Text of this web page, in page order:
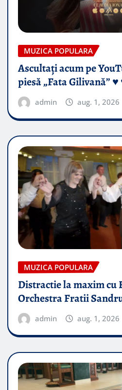
MUZICA POPULARA
Ascultați acum pe
piesă „Fata Gilivană” ♥️
admin aug. 1, 2026
MUZICA POPULARA
Distractie la maxim cu
Orchestra Fratii
admin aug. 1, 2026